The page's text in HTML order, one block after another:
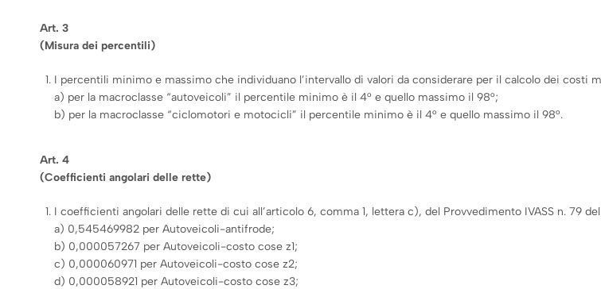
Art. 3
(Misura dei percentili)
I percentili minimo e massimo che individuano l’intervallo di valori da considerare per il calcolo dei costi
a) per la macroclasse “autoveicoli” il percentile minimo è il 4° e quello massimo il 98°;
b) per la macroclasse “ciclomotori e motocicli” il percentile minimo è il 4° e quello massimo il 98°.
Art. 4
(Coefficienti angolari delle rette)
I coefficienti angolari delle rette di cui all’articolo 6, comma 1, lettera c), del Provvedimento IVASS n. 79
a) 0,545469982 per Autoveicoli-antifrode;
b) 0,000057267 per Autoveicoli-costo cose z1;
c) 0,000060971 per Autoveicoli-costo cose z2;
d) 0,000058921 per Autoveicoli-costo cose z3;